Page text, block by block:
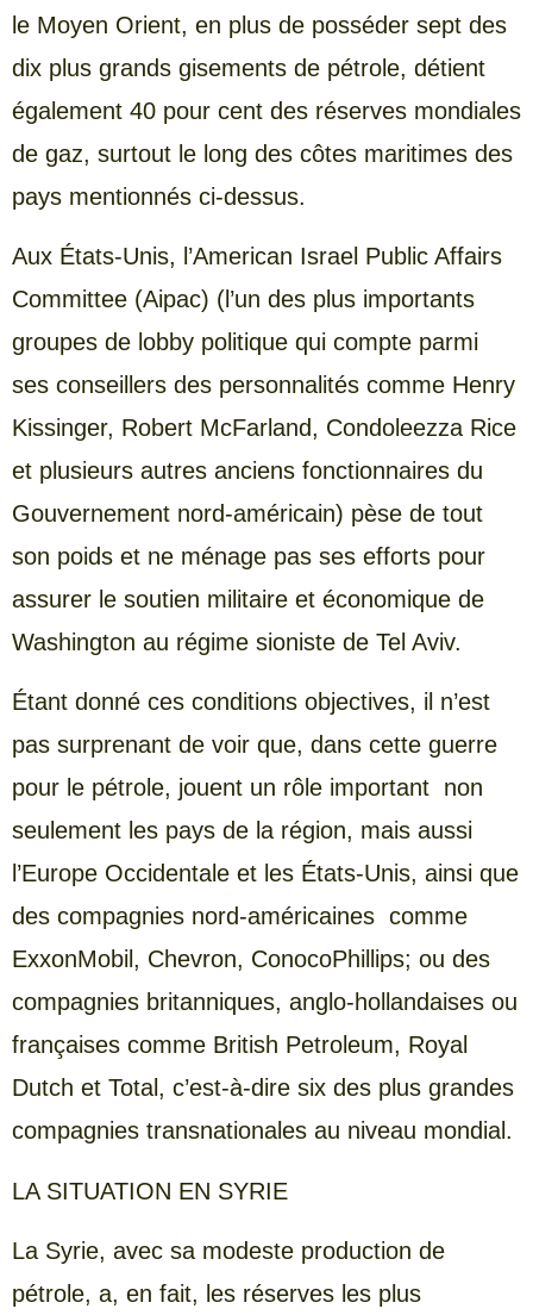
le Moyen Orient, en plus de posséder sept des
dix plus grands gisements de pétrole, détient
également 40 pour cent des réserves mondiales
de gaz, surtout le long des côtes maritimes des
pays mentionnés ci-dessus.
Aux États-Unis, l’American Israel Public Affairs
Committee (Aipac) (l’un des plus importants
groupes de lobby politique qui compte parmi
ses conseillers des personnalités comme Henry
Kissinger, Robert McFarland, Condoleezza Rice
et plusieurs autres anciens fonctionnaires du
Gouvernement nord-américain) pèse de tout
son poids et ne ménage pas ses efforts pour
assurer le soutien militaire et économique de
Washington au régime sioniste de Tel Aviv.
Étant donné ces conditions objectives, il n’est
pas surprenant de voir que, dans cette guerre
pour le pétrole, jouent un rôle important non
seulement les pays de la région, mais aussi
l’Europe Occidentale et les États-Unis, ainsi que
des compagnies nord-américaines comme
ExxonMobil, Chevron, ConocoPhillips; ou des
compagnies britanniques, anglo-hollandaises ou
françaises comme British Petroleum, Royal
Dutch et Total, c’est-à-dire six des plus grandes
compagnies transnationales au niveau mondial.
LA SITUATION EN SYRIE
La Syrie, avec sa modeste production de
pétrole, a, en fait, les réserves les plus